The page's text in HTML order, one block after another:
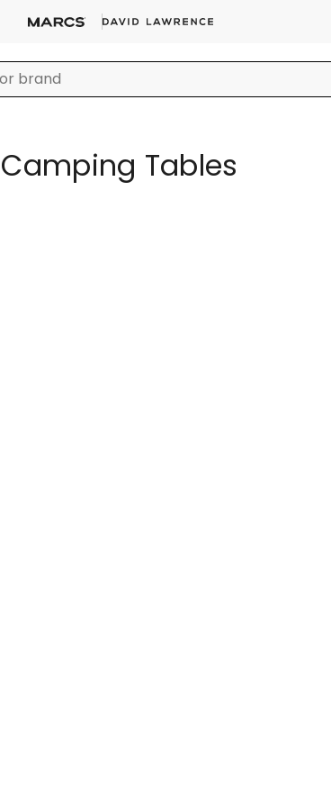
Camping Tables